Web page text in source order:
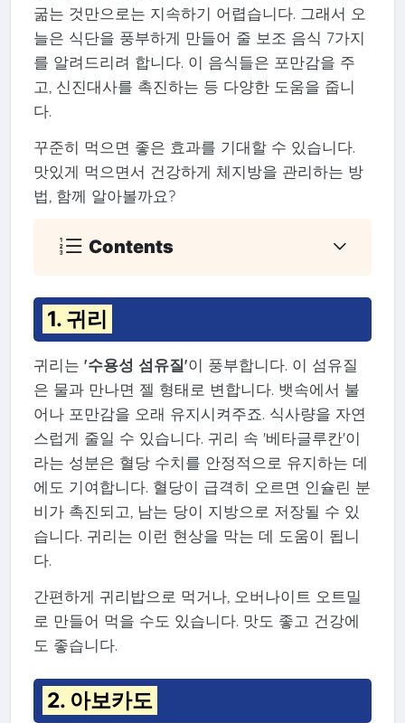
굶는 것만으로는 지속하기 어렵습니다. 그래서 오
늘은 식단을 풍부하게 만들어 줄 보조 음식 7가지
를 알려드리려 합니다. 이 음식들은 포만감을 주
고, 신진대사를 촉진하는 등 다양한 도움을 줍니
다.
꾸준히 먹으면 좋은 효과를 기대할 수 있습니다.
맛있게 먹으면서 건강하게 체지방을 관리하는 방
법, 함께 알아볼까요?
Contents
1. 귀리
귀리는 '수용성 섬유질'이 풍부합니다. 이 섬유질
은 물과 만나면 젤 형태로 변합니다. 뱃속에서 불
어나 포만감을 오래 유지시켜주죠. 식사량을 자연
스럽게 줄일 수 있습니다. 귀리 속 '베타글루칸'이
라는 성분은 혈당 수치를 안정적으로 유지하는 데
에도 기여합니다. 혈당이 급격히 오르면 인슐린 분
비가 촉진되고, 남는 당이 지방으로 저장될 수 있
습니다. 귀리는 이런 현상을 막는 데 도움이 됩니
다.
간편하게 귀리밥으로 먹거나, 오버나이트 오트밀
로 만들어 먹을 수도 있습니다. 맛도 좋고 건강에
도 좋습니다.
2. 아보카도